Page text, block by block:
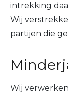
intrekking
Wij
partijen die
Wij